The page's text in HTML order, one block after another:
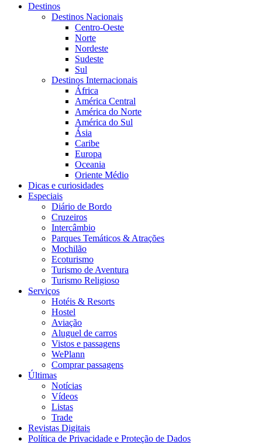
Destinos
Destinos Nacionais
Centro-Oeste
Norte
Nordeste
Sudeste
Sul
Destinos Internacionais
África
América Central
América do Norte
América do Sul
Ásia
Caribe
Europa
Oceania
Oriente Médio
Dicas e curiosidades
Especiais
Diário de Bordo
Cruzeiros
Intercâmbio
Parques Temáticos & Atrações
Mochilão
Ecoturismo
Turismo de Aventura
Turismo Religioso
Serviços
Hotéis & Resorts
Hostel
Aviação
Aluguel de carros
Vistos e passagens
WePlann
Comprar passagens
Últimas
Notícias
Vídeos
Listas
Trade
Revistas Digitais
Política de Privacidade e Proteção de Dados